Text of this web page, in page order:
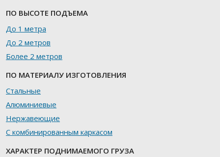
ПО ВЫСОТЕ ПОДЪЕМА
До 1 метра
До 2 метров
Более 2 метров
ПО МАТЕРИАЛУ ИЗГОТОВЛЕНИЯ
Стальные
Алюминиевые
Нержавеющие
С комбинированным каркасом
ХАРАКТЕР ПОДНИМАЕМОГО ГРУЗА